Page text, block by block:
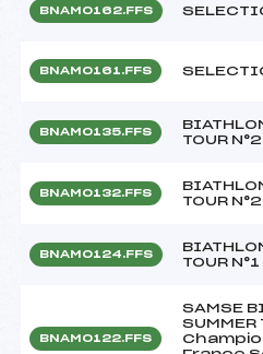
BNAM0162.FFS
BNAM0161.FFS
BNAM0135.FFS
TOUR N°2
BNAM0132.FFS
TOUR N°2
BNAM0124.FFS
TOUR N°1
BNAM0122.FFS
SAMSE
SUMMER